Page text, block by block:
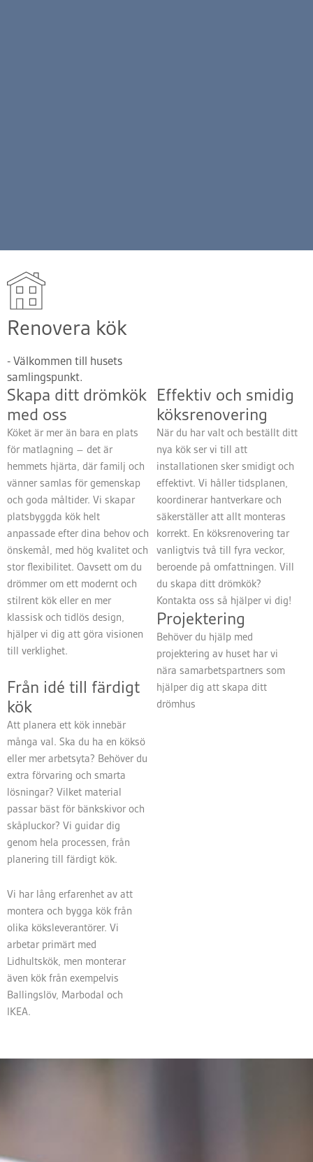
Renovera kök
- Välkommen till husets
samlingspunkt.
Skapa ditt drömkök
med oss
Köket är mer än bara en plats
för matlagning – det är
hemmets hjärta, där familj och
vänner samlas för gemenskap
och goda måltider. Vi skapar
platsbyggda kök helt
anpassade efter dina behov och
önskemål, med hög kvalitet och
stor flexibilitet. Oavsett om du
drömmer om ett modernt och
stilrent kök eller en mer
klassisk och tidlös design,
hjälper vi dig att göra visionen
till verklighet.
Från idé till färdigt
kök
Att planera ett kök innebär
många val. Ska du ha en köksö
eller mer arbetsyta? Behöver du
extra förvaring och smarta
lösningar? Vilket material
passar bäst för bänkskivor och
skåpluckor? Vi guidar dig
genom hela processen, från
planering till färdigt kök.
Vi har lång erfarenhet av att
montera och bygga kök från
olika köksleverantörer. Vi
arbetar primärt med
Lidhultskök, men monterar
även kök från exempelvis
Ballingslöv, Marbodal och
IKEA.
Effektiv och smidig
köksrenovering
När du har valt och beställt ditt
nya kök ser vi till att
installationen sker smidigt och
effektivt. Vi håller tidsplanen,
koordinerar hantverkare och
säkerställer att allt monteras
korrekt. En köksrenovering tar
vanligtvis två till fyra veckor,
beroende på omfattningen. Vill
du skapa ditt drömkök?
Kontakta oss så hjälper vi dig!
Projektering
Behöver du hjälp med
projektering av huset har vi
nära samarbetspartners som
hjälper dig att skapa ditt
drömhus